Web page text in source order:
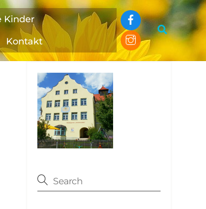
Facebook
InstagramSearch
Kinder
Kontakt